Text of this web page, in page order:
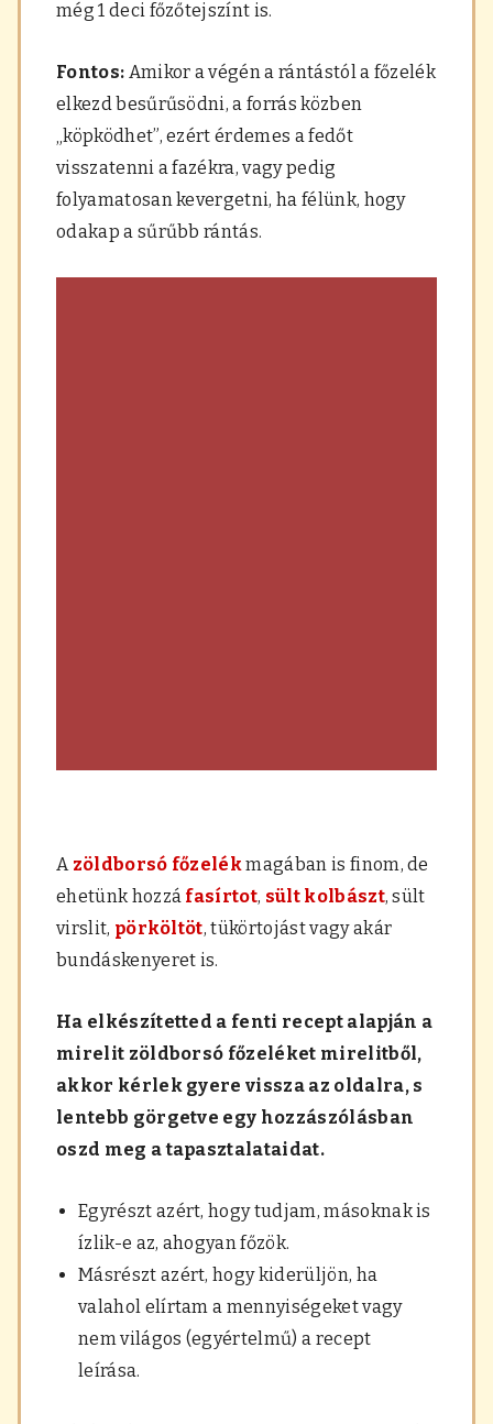
még 1 deci főzőtejszínt is.
Fontos: Amikor a végén a rántástól a főzelék
elkezd besűrűsödni, a forrás közben
„köpködhet”, ezért érdemes a fedőt
visszatenni a fazékra, vagy pedig
folyamatosan kevergetni, ha félünk, hogy
odakap a sűrűbb rántás.
A zöldborsó főzelékmagában is finom, de
ehetünk hozzá fasírtot, sült kolbászt, sült
virslit, pörköltöt, tükörtojást vagy akár
bundáskenyeret is.
Ha elkészítetted a fenti recept alapján a
mirelit zöldborsó főzeléket mirelitből,
akkor kérlek gyere vissza az oldalra, s
lentebb görgetve egy hozzászólásban
oszd meg a tapasztalataidat.
Egyrészt azért, hogy tudjam, másoknak is
ízlik-e az, ahogyan főzök.
Másrészt azért, hogy kiderüljön, ha
valahol elírtam a mennyiségeket vagy
nem világos (egyértelmű) a recept
leírása.